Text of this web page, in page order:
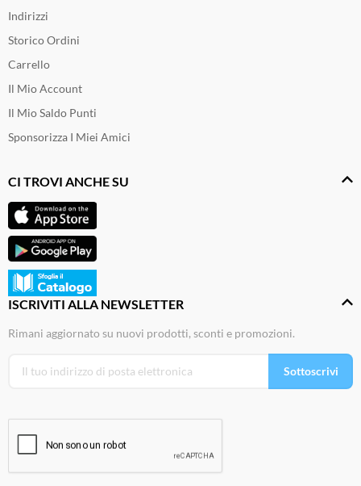
Indirizzi
Storico Ordini
Carrello
Il Mio Account
Il Mio Saldo Punti
Sponsorizza I Miei Amici
CI TROVI ANCHE SU
ISCRIVITI ALLA NEWSLETTER
Rimani aggiornato su nuovi prodotti, sconti e promozioni.
Sottoscrivi